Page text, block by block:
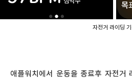
자전거 라이딩
애플워치에서 운동을 종료후 자전거